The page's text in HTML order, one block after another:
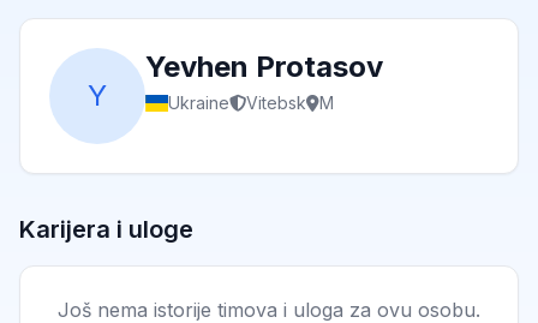
Y
Yevhen Protasov
Ukraine Vitebsk M
Karijera i uloge
Još nema istorije timova i uloga za ovu osobu.